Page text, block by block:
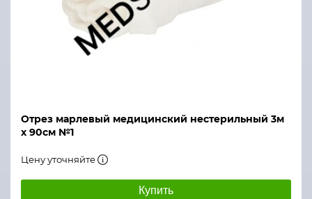
Отрез марлевый медицинский нестерильный 3м
х 90см №1
Цену уточняйте
Купить